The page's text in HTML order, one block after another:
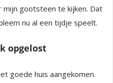
mijn gootsteen te kijken. Dat
nu al een tijdje speelt.
opgelost
goede huis aangekomen.